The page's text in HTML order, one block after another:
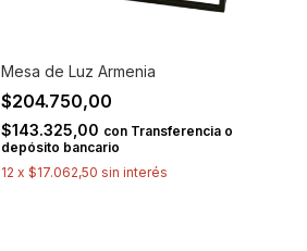
Mesa de Luz Armenia
$204.750,00
$143.325,00 con Transferencia o
depósito bancario
12 x$17.062,50 sin interés